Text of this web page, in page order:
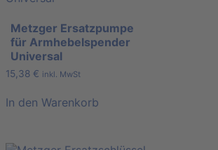
Metzger Ersatzpumpe
für Armhebelspender
Universal
15,38 € inkl. MwSt
In den Warenkorb